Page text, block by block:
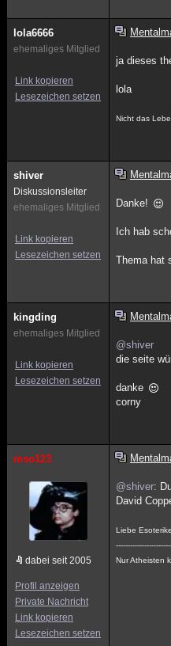
lola6666
ehemaliges Mitglied
Link kopieren
Lesezeichen setzen
ja dieses
lola
Nicht das
shiver
Diskussionsleiter
ehemaliges Mitglied
Link kopieren
Lesezeichen setzen
Danke!
Ich hab
Thema hat
kingding
ehemaliges Mitglied
Link kopieren
Lesezeichen setzen
@shiver
die seite
danke
corny
mso123
dabei seit 2005
Profil anzeigen
Private Nachricht
Link kopieren
Lesezeichen setzen
@shiver:
David
Liebe
Nur Atheisten